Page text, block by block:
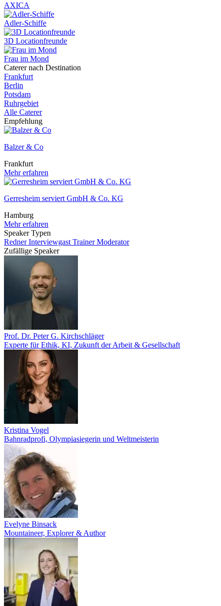
AXICA
Adler-Schiffe
3D Locationfreunde
Frau im Mond
Caterer nach Destination
Frankfurt
Berlin
Potsdam
Ruhrgebiet
Alle Caterer
Empfehlung
Balzer & Co
Frankfurt
Mehr erfahren
Gerresheim serviert GmbH & Co. KG
Hamburg
Mehr erfahren
Speaker Typen
RednerInterviewgast TrainerModerator
Zufällige Speaker
Prof. Dr. Peter G. Kirchschläger
Experte für Ethik, KI, Zukunft der Arbeit & Gesellschaft
Kristina Vogel
Bahnradprofi, Olympiasiegerin und Weltmeisterin
Evelyne Binsack
Mountaineer, Explorer & Author